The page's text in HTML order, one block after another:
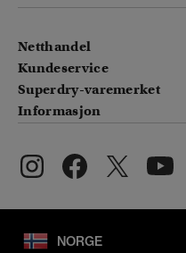
Netthandel
Kundeservice
Superdry-varemerket
Informasjon
NORGE